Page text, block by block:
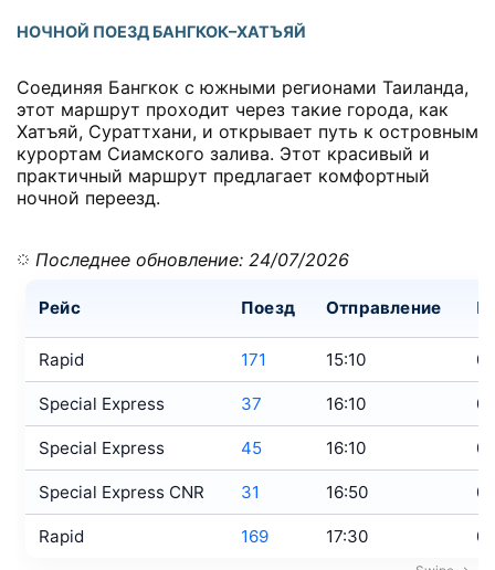
НОЧНОЙ ПОЕЗД БАНГКОК–ХАТЪЯЙ
Соединяя Бангкок с южными регионами Таиланда,
этот маршрут проходит через такие города, как
Хатъяй, Сураттхани, и открывает путь к островным
курортам Сиамского залива. Этот красивый и
практичный маршрут предлагает комфортный
ночной переезд.
Последнее обновление: 24/07/2026
Рейс Поезд Отправление
Rapid 171 15:10
Special Express 37 16:10
Special Express 45 16:10
Special Express CNR 31 16:50
Rapid 169 17:30